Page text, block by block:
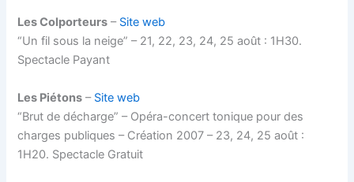
Les Colporteurs – Site web
“Un fil sous la neige” – 21, 22, 23, 24, 25 août : 1H30.
Spectacle Payant
Les Piétons – Site web
“Brut de décharge” – Opéra-concert tonique pour des
charges publiques – Création 2007 – 23, 24, 25 août :
1H20. Spectacle Gratuit